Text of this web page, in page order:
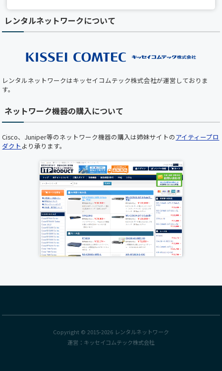
【夏季休業のお知らせ】 2025/8/14(木)～
8/15(金)は全社一斉休業期間につき、 出荷業務
で、 ご不便をおかけしますが、何卒ご了承くだ
【ホームページメンテナンスのお知らせ】 平素
ームページのメンテナンスを実施いたします。
メンテナンス中はホームページをご利用いただ
うお願い申し上げます。 ■ メンテナンス日時
2025年5月22日（木）19:00 ～ 20:00（予定） お
適にご利用いただくための作業となりますので、
何卒ご理解とご協力のほどお願い申し上げます。
誠に勝手ながら下記の期間を年末年始休業とさ
せていただきます。ご繁忙の折柄、何かとご迷惑
をお掛けすることと存じますが、何卒ご了承く
ださいますようお願い申し上げます。 年末年始
休業期間:2024年12月28日(日)～2025年1月5日
(日) 新年は1月6日(月)より受付業務開始、出荷は
2025年1月7日(火)から開始いたします。
シリーズのC9606Rが入荷いたしました。
レンタルネットワークについて
レンタルネットワークはキッセイコムテック株式会社が運営しておりま
す。
ネットワーク機器の購入について
Cisco、Juniper等のネットワーク機器の購入は姉妹サイトの アイティープロ
ダクト より承ります。
Copyright © 2015-2026 レンタルネットワーク
運営： キッセイコムテック株式会社